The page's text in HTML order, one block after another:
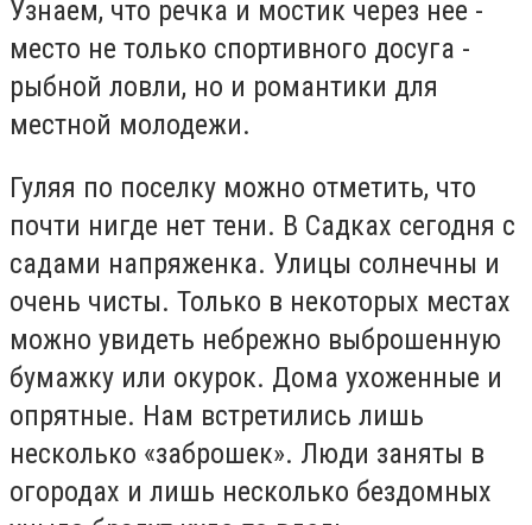
Узнаем, что речка и мостик через нее -
место не только спортивного досуга -
рыбной ловли, но и романтики для
местной молодежи.
Гуляя по поселку можно отметить, что
почти нигде нет тени. В Садках сегодня с
садами напряженка. Улицы солнечны и
очень чисты. Только в некоторых местах
можно увидеть небрежно выброшенную
бумажку или окурок. Дома ухоженные и
опрятные. Нам встретились лишь
несколько «заброшек». Люди заняты в
огородах и лишь несколько бездомных